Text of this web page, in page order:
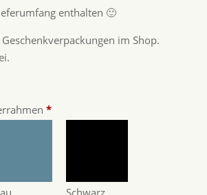
enthalten 🙂
im Shop.
*
Schwarz